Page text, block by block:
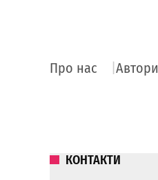
Про нас Автори
КОНТАКТИ